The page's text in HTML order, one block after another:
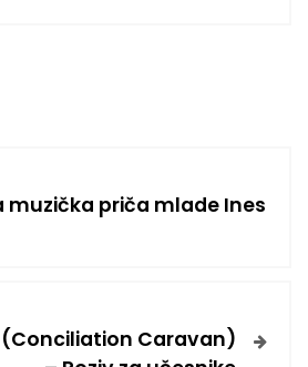
muzička priča mlade Ines
Caravan)